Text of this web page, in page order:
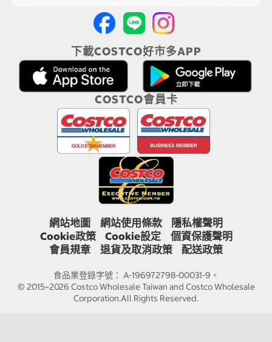
下載COSTCO好市多APP
COSTCO會員卡
網站地圖 網站使用條款
隱私權聲明
Cookie政策
Cookie設定
個資保護聲明
會員規章
退貨及取消政策 配送政策
食品業登錄字號： A-196972798-00031-9。
© 2015~2026 Costco Wholesale Taiwan and Costco Wholesale
Corporation.All Rights Reserved.